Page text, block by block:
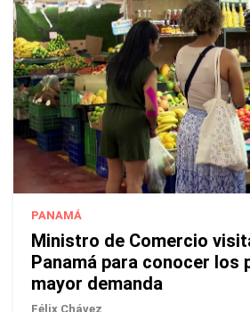
PANAMÁ
Ministro de Comercio
Panamá para conocer los
mayor demanda
Félix Chávez